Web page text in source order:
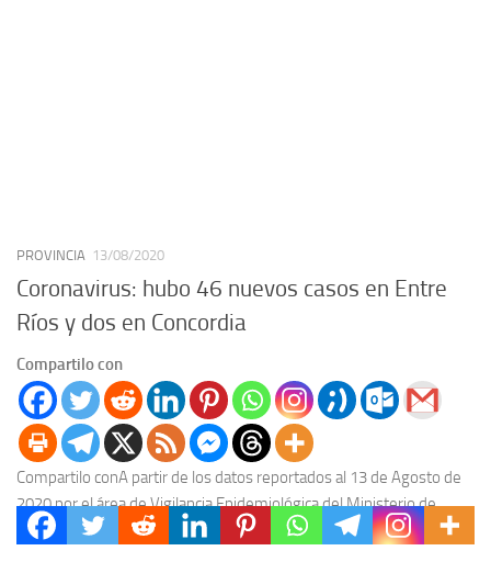
PROVINCIA 13/08/2020
Coronavirus: hubo 46 nuevos casos en Entre
Ríos y dos en Concordia
Compartilo con
Compartilo conA partir de los datos reportados al 13 de Agosto de
2020 por el área de Vigilancia Epidemiológica del Ministerio de
Salud, en Entre...